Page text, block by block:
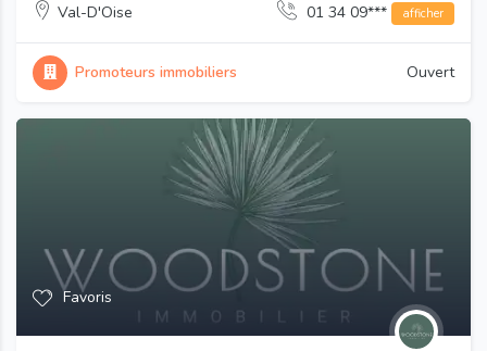
Val-D'Oise 01 34 09*** afficher
Promoteurs immobiliers Ouvert
Favoris